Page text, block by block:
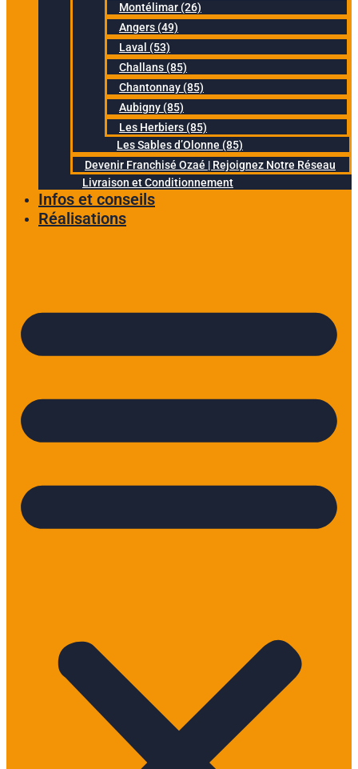
Montélimar (26)
Angers (49)
Laval (53)
Challans (85)
Chantonnay (85)
Aubigny (85)
Les Herbiers (85)
Les Sables d’Olonne (85)
Devenir Franchisé Ozaé | Rejoignez Notre Réseau
Livraison et Conditionnement
Infos et conseils
Réalisations